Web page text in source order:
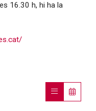
16.30 h, hi ha la